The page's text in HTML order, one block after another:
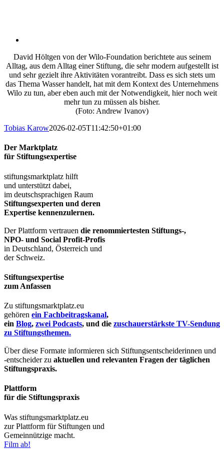
David Höltgen von der Wilo-Foundation berichtete aus seinem
Alltag, aus dem Alltag einer Stiftung, die sehr modern aufgestellt ist
und sehr gezielt ihre Aktivitäten vorantreibt. Dass es sich stets um
das Thema Wasser handelt, hat mit dem Kontext des Unternehmens
Wilo zu tun, aber eben auch mit der Notwendigkeit, hier noch weit
mehr tun zu müssen als bisher.
(Foto: Andrew Ivanov)
Tobias Karow2026-02-05T11:42:50+01:00
Der Marktplatz
für Stiftungsexpertise
stiftungsmarktplatz hilft
und unterstützt dabei,
im deutschsprachigen Raum
Stiftungsexperten und deren
Expertise kennenzulernen.
Der Plattform vertrauen die renommiertesten Stiftungs-,
NPO- und Social Profit-Profis
in Deutschland, Österreich und
der Schweiz.
Stiftungsexpertise
zum Anfassen
Zu stiftungsmarktplatz.eu
gehören ein Fachbeitragskanal,
ein Blog, zwei Podcasts, und die zuschauerstärkste TV-Sendung
zu Stiftungsthemen.
Über diese Formate informieren sich Stiftungsentscheiderinnen und
-entscheider zu aktuellen und relevanten Fragen der täglichen
Stiftungspraxis.
Plattform
für die Stiftungspraxis
Was stiftungsmarktplatz.eu
zur Plattform für Stiftungen und
Gemeinnützige macht.
Film ab!